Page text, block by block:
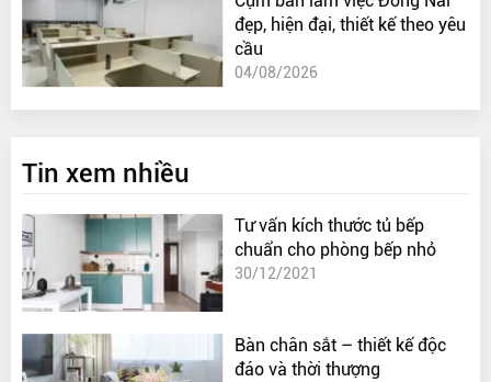
đẹp, hiện đại, thiết kế theo yêu
cầu
04/08/2026
Tin xem nhiều
Tư vấn kích thước tủ bếp
chuẩn cho phòng bếp nhỏ
30/12/2021
Bàn chân sắt – thiết kế độc
đáo và thời thượng